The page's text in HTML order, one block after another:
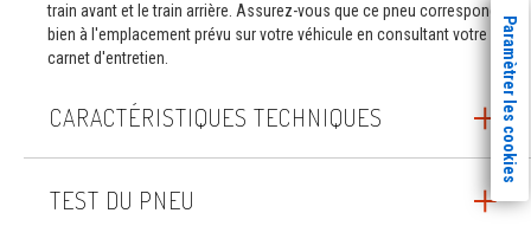
train avant et le train arrière. Assurez-vous que ce pneu correspond
bien à l'emplacement prévu sur votre véhicule en consultant votre
carnet d'entretien.
CARACTÉRISTIQUES TECHNIQUES
TEST DU PNEU
Paramètrer les cookies